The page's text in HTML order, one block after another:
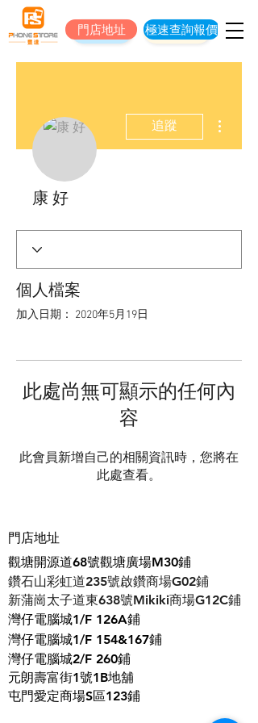
立即預約維修
門店地址
門店地址 極速查詢報價
追蹤
康 好
個人檔案
加入日期： 2020年5月19日
此處尚無可顯示的任何內
容
此會員新增自己的相關資訊時，您將在
此處查看。
門店地址
觀塘開源道68號觀塘廣場M30鋪
鑽石山彩虹道235號啟鑽商場G02鋪
​新蒲崗太子道東638號Mikiki商場G12C鋪
灣仔電腦城1/F 126A鋪
灣仔電腦城1/F 154&167鋪
灣仔電腦城2/F 260鋪
元朗壽富街1號1B地舖
屯門愛定商場S區123鋪